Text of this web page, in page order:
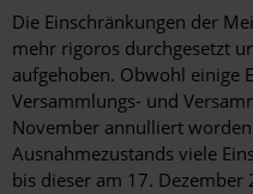
Die Einschränkungen der
mehr rigoros durchgesetzt
aufgehoben. Obwohl einige
Versammlungs- und
November annulliert
Ausnahmezustands viele
bis dieser am 17.